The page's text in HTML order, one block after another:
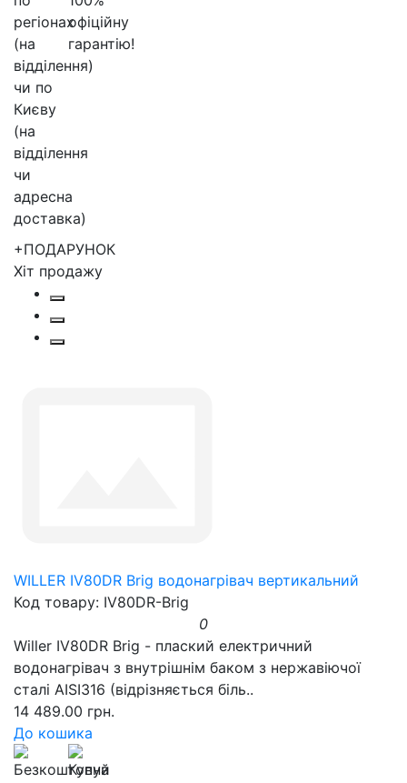
+ПОДАРУНОК
Хіт продажу
WILLER IV80DR Brig водонагрівач вертикальний
Код товару: IV80DR-Brig
0
Willer IV80DR Brig - плаский електричний
водонагрівач з внутрішнім баком з нержавіючої
сталі AISI316 (відрізняється біль..
14 489.00 грн.
До кошика